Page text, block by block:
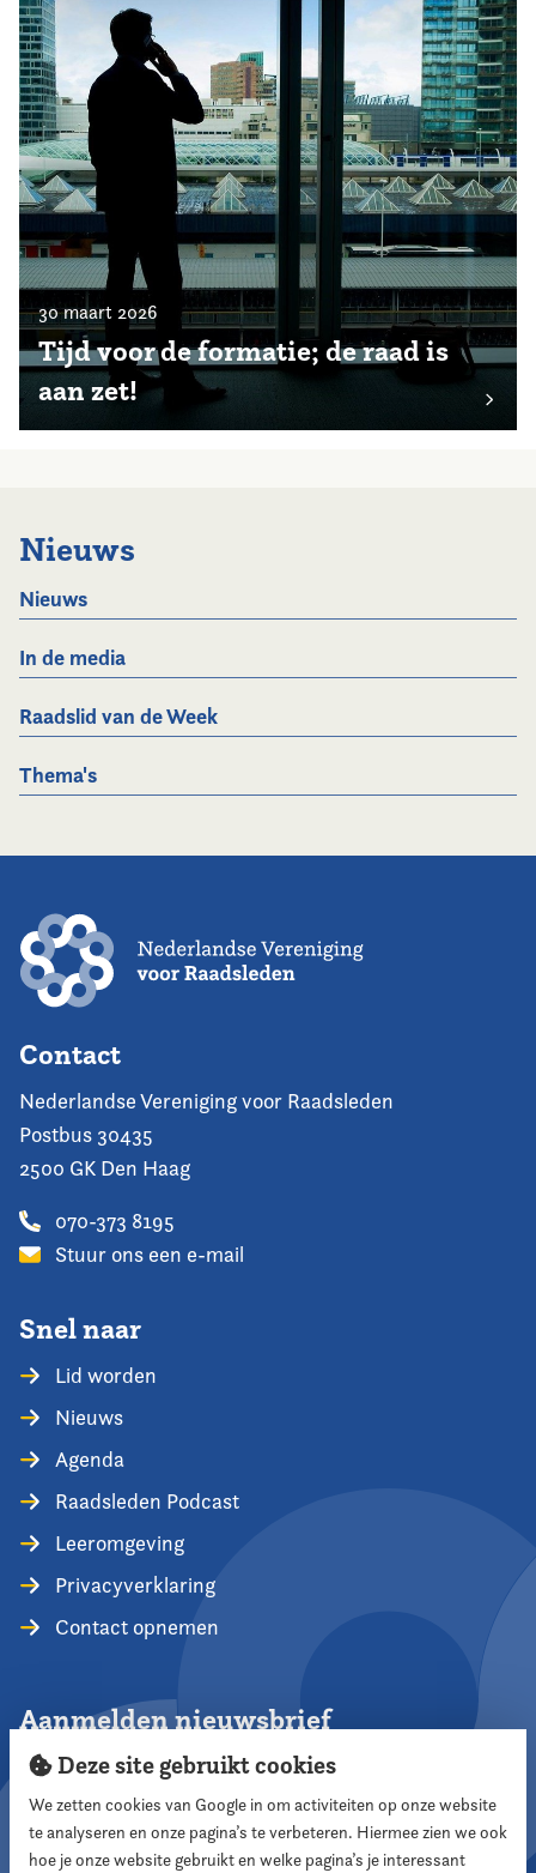
30 maart 2026
Tijd voor de formatie; de raad is
aan zet!
Nieuws
Nieuws
In de media
Raadslid van de Week
Thema's
Contact
Nederlandse Vereniging voor Raadsleden
Postbus 30435
2500 GK Den Haag
070-373 8195
Stuur ons een e-mail
Snel naar
Lid worden
Nieuws
Agenda
Raadsleden Podcast
Leeromgeving
Privacyverklaring
Contact opnemen
Aanmelden nieuwsbrief
Aanmelden
Deze site gebruikt cookies
We zetten cookies van Google in om activiteiten op onze website
te analyseren en onze pagina’s te verbeteren. Hiermee zien we ook
hoe je onze website gebruikt en welke pagina’s je interessant